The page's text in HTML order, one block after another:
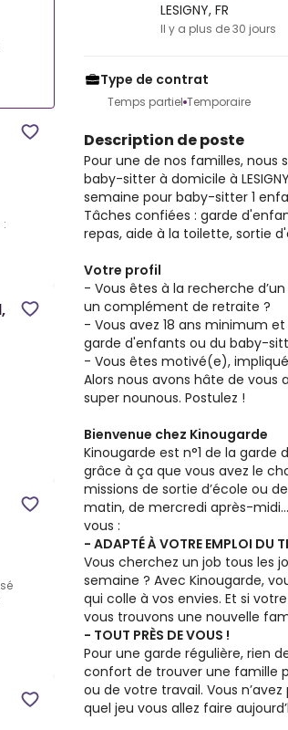
LESIGNY, FR
Il y a plus de 30 jours
Type de contrat
Temps partiel Temporaire
Description de poste
Pour une de nos familles,
baby-sitter à domicile à
semaine pour baby-sitter 1
Tâches confiées : garde
repas, aide à la toilette, sortie
Votre profil
- Vous êtes à la recherche
un complément de retraite ?
- Vous avez 18 ans minimum
garde d'enfants ou du baby-
- Vous êtes motivé(e),
Alors nous avons hâte de vous
super nounous. Postulez !
Bienvenue chez Kinougarde
Kinougarde est n°1 de la garde
grâce à ça que vous avez le
missions de sortie d’école ou
matin, de mercredi après-
vous :
- ADAPTÉ À VOTRE EMPLOI DU
Vous cherchez un job tous les
semaine ? Avec Kinougarde,
qui colle à vos envies. Et si
vous trouvons une nouvelle
- TOUT PRÈS DE VOUS !
Pour une garde régulière, rien
confort de trouver une famille
ou de votre travail. Vous
quel jeu vous allez faire